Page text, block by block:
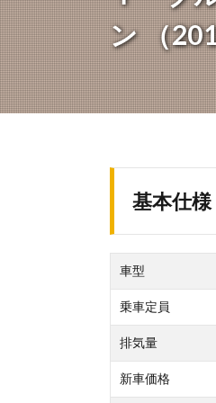
ン （
基本仕様
車型
乗車定員
排気量
新車価格